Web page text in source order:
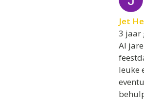
Jet
3 jaar
Al
leuke